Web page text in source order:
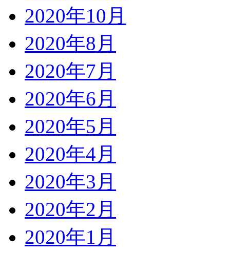
2020年10月
2020年8月
2020年7月
2020年6月
2020年5月
2020年4月
2020年3月
2020年2月
2020年1月